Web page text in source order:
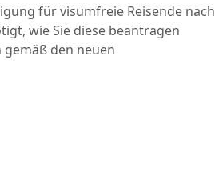
für visumfreie Reisende nach
wie Sie diese beantragen
den neuen